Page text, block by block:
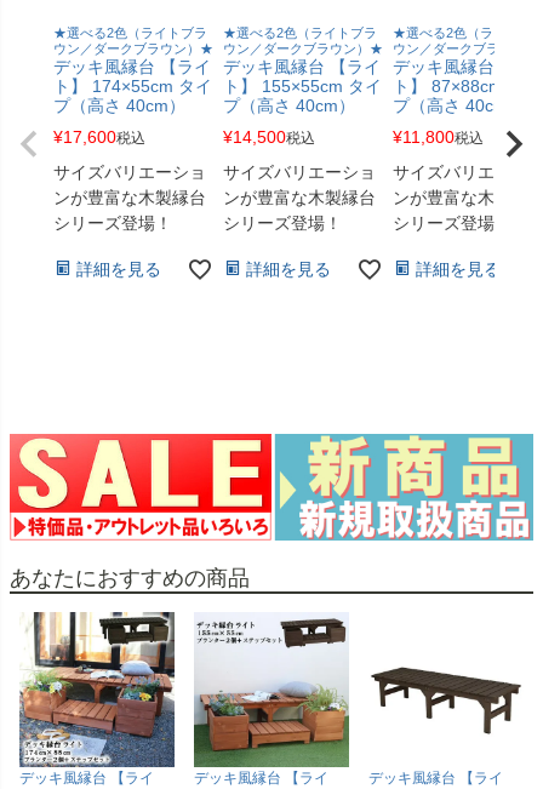
★選べる2色（ライトブラ
ウン／ダークブラウン）★
デッキ風縁台 【ライ
ト】 174×55cm タイ
プ（高さ 40cm）
¥17,600税込
サイズバリエーショ
ンが豊富な木製縁台
シリーズ登場！
詳細を見る
★選べる2色（ライトブラ
ウン／ダークブラウン）★
デッキ風縁台 【ライ
ト】 155×55cm タイ
プ（高さ 40cm）
¥14,500税込
サイズバリエーショ
ンが豊富な木製縁台
シリーズ登場！
詳細を見る
★選べる2色（ライトブ
ウン／ダークブラウン
デッキ風縁台 【ラ
ト】 87×88cm タイ
プ（高さ 40cm）
¥11,800税込
サイズバリエーシ
ンが豊富な木製縁
シリーズ登場！
詳細を見る
あなたにおすすめの商品
デッキ風縁台 【ライ
デッキ風縁台 【ライ
デッキ風縁台 【ライ